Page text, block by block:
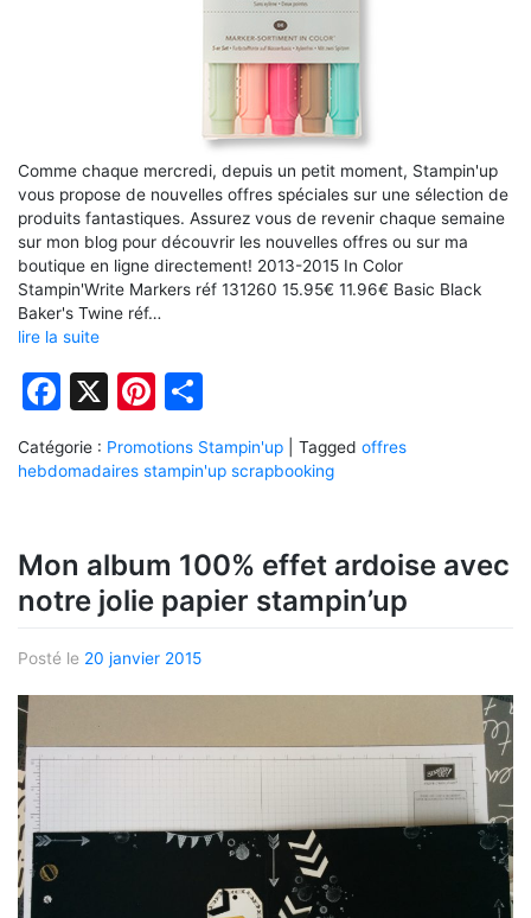
Comme chaque mercredi, depuis un petit moment, Stampin'up
vous propose de nouvelles offres spéciales sur une sélection de
produits fantastiques. Assurez vous de revenir chaque semaine
sur mon blog pour découvrir les nouvelles offres ou sur ma
boutique en ligne directement! 2013-2015 In Color
Stampin'Write Markers réf 131260 15.95€ 11.96€ Basic Black
Baker's Twine réf…
lire la suite
Facebook
X Pinterest
Catégorie : Promotions Stampin'up Tagged offres
hebdomadaires stampin'up scrapbooking
Mon album 100% effet ardoise avec
notre jolie papier stampin’up
Posté le 20 janvier 2015